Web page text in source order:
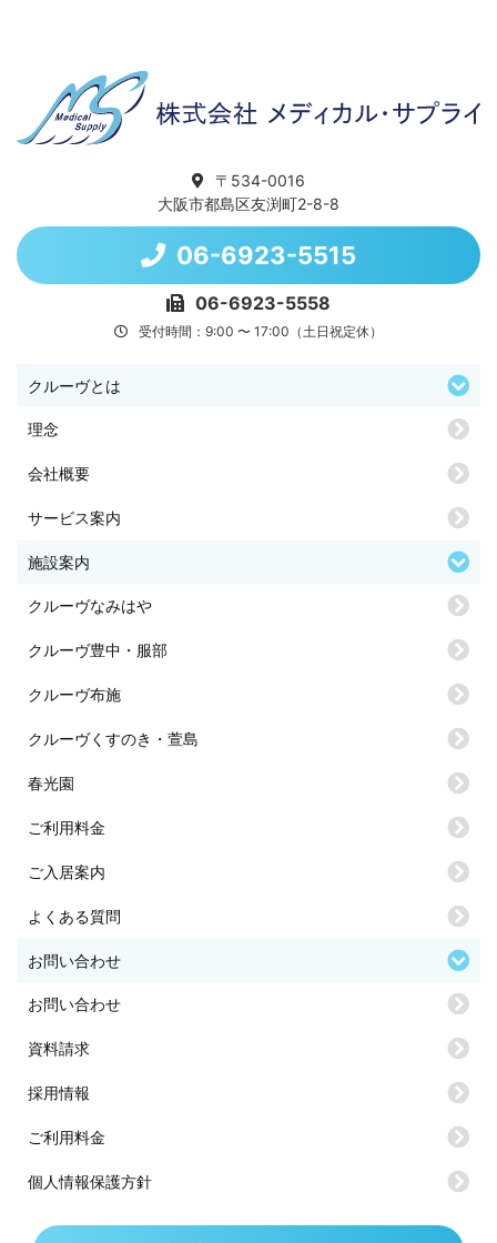
〒534-0016
大阪市都島区友渕町2-8-8
06-6923-5515
06-6923-5558
受付時間：9:00 〜 17:00（土日祝定休）
クルーヴとは
理念
会社概要
サービス案内
施設案内
クルーヴなみはや
クルーヴ豊中・服部
クルーヴ布施
クルーヴくすのき・萱島
春光園
ご利用料金
ご入居案内
よくある質問
お問い合わせ
お問い合わせ
資料請求
採用情報
ご利用料金
個人情報保護方針